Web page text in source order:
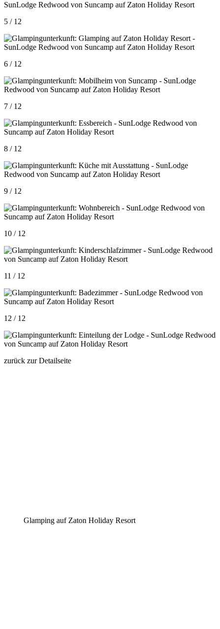
5 / 12
6 / 12
7 / 12
8 / 12
9 / 12
10 / 12
11 / 12
12 / 12
zurück zur Detailseite
Glamping auf Zaton Holiday Resort